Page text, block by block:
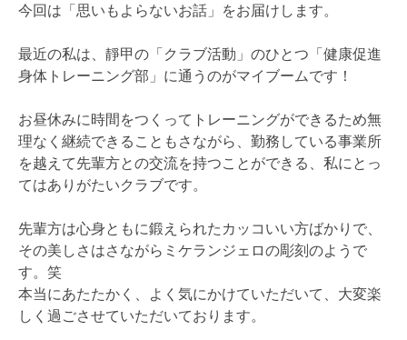
今回は「思いもよらないお話」をお届けします。
最近の私は、靜甲の「クラブ活動」のひとつ「健康促進
身体トレーニング部」に通うのがマイブームです！
お昼休みに時間をつくってトレーニングができるため無
理なく継続できることもさながら、勤務している事業所
を越えて先輩方との交流を持つことができる、私にとっ
てはありがたいクラブです。
先輩方は心身ともに鍛えられたカッコいい方ばかりで、
その美しさはさながらミケランジェロの彫刻のようで
す。笑
本当にあたたかく、よく気にかけていただいて、大変楽
しく過ごさせていただいております。